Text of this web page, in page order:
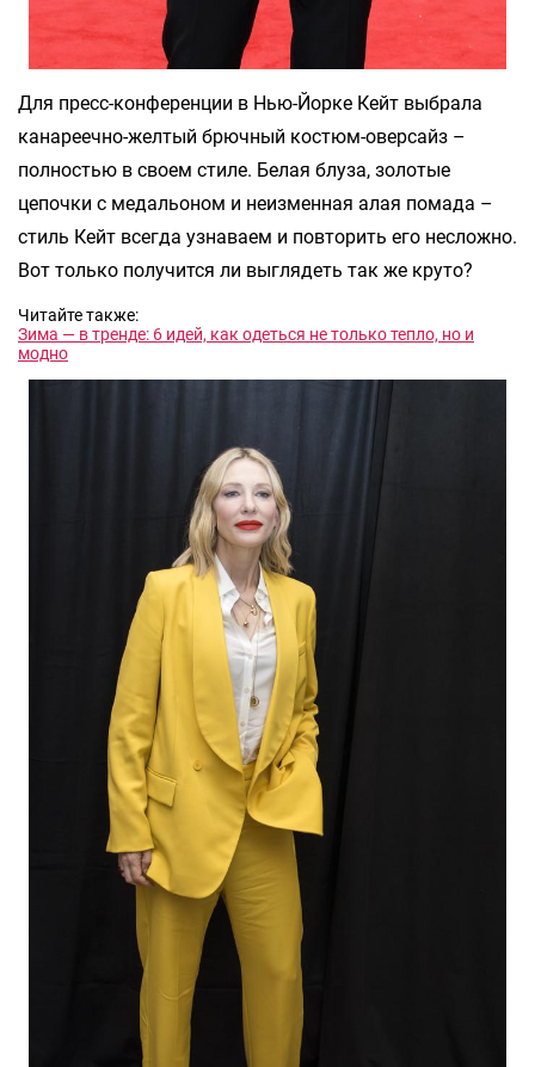
Для пресс-конференции в Нью-Йорке Кейт выбрала
канареечно-желтый брючный костюм-оверсайз –
полностью в своем стиле. Белая блуза, золотые
цепочки с медальоном и неизменная алая помада –
стиль Кейт всегда узнаваем и повторить его несложно.
Вот только получится ли выглядеть так же круто?
Читайте также:
Зима — в тренде: 6 идей, как одеться не только тепло, но и
модно